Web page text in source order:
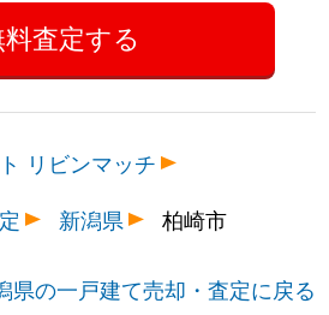
リビンマッチ
新潟県 柏崎市
県の一戸建て売却・査定に戻る